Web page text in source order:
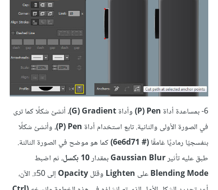
6- بمساعدة أداة P) Pen) وأداةG) Gradient) ، أنشئ شكلًا كما ترى
في الصورة الأولى والثانية. تابع استخدام أداة P) Pen) ، وأنشئ شكلًا
بنفسجيًا رماديًا غامقًا(# 6e6d71)
كما هو موضح في الصورة الثالثة.
طبق عليه تأثيرGaussian Blurبمقدار10 بكسل
، ثم اضبط
Blending Modeعلى Lighten وقللOpacity
إلى 50٪. الآن،